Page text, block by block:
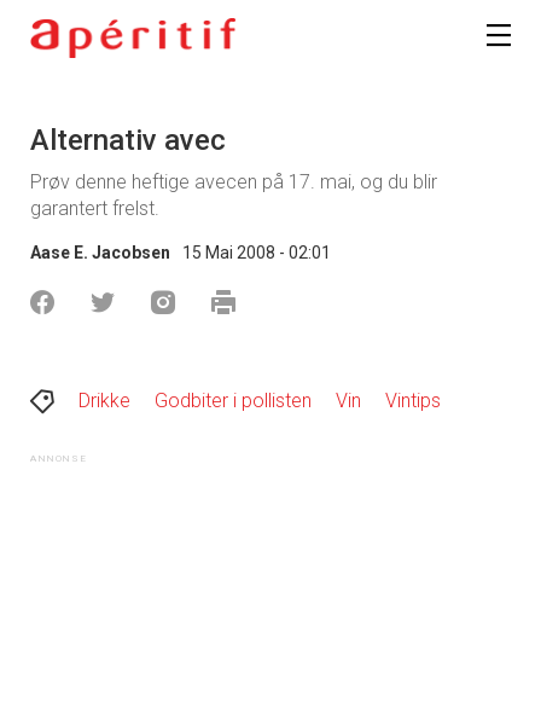
Alternativ avec
Prøv denne heftige avecen på 17. mai, og du blir
garantert frelst.
Aase E. Jacobsen 15 Mai 2008 - 02:01
Drikke Godbiter i pollisten Vin Vintips